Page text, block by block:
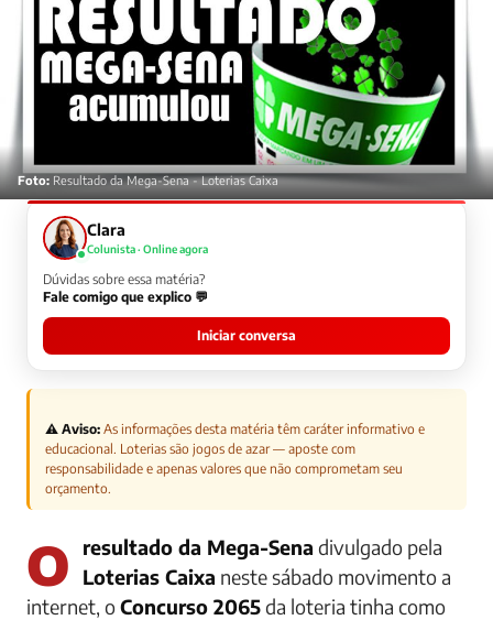
Foto: Resultado da Mega-Sena - Loterias Caixa
Clara
Colunista · Online agora
Dúvidas sobre essa matéria?
Fale comigo que explico 💬
Iniciar conversa
⚠️ Aviso: As informações desta matéria têm caráter informativo e
educacional. Loterias são jogos de azar — aposte com
responsabilidade e apenas valores que não comprometam seu
orçamento.
O resultado da Mega-Sena divulgado pela
Loterias Caixa neste sábado movimento a
internet, oConcurso 2065da loteria tinha como